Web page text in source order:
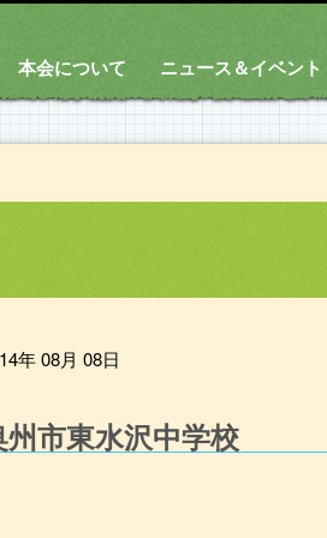
本会について ニュース＆イベント
年 08月 08日
州市東水沢中学校